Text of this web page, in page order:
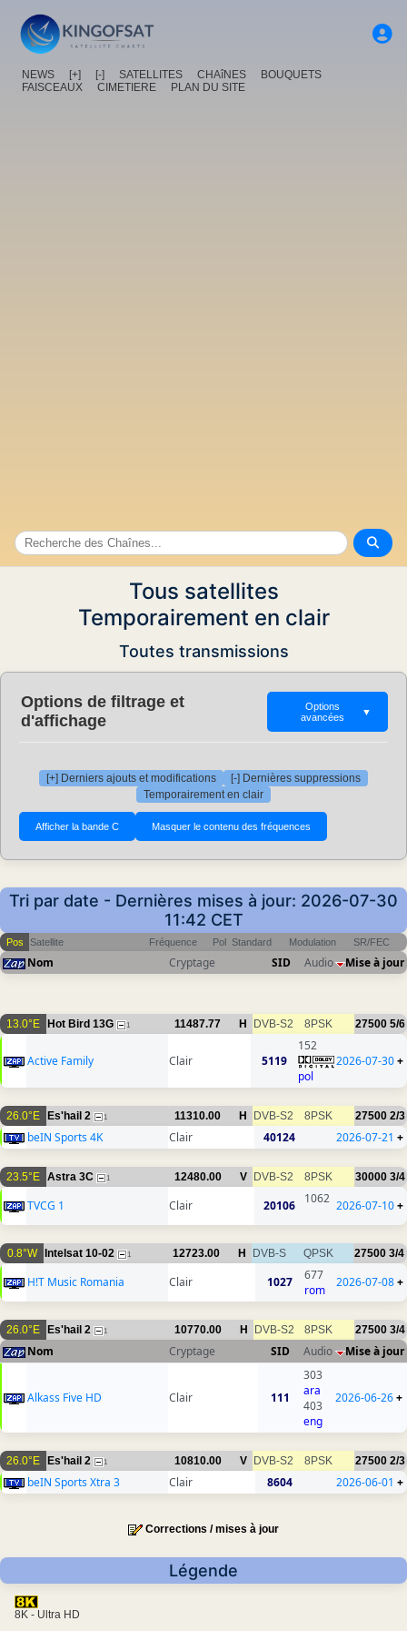
NEWS [+] [-] SATELLITES CHAîNES
BOUQUETS
FAISCEAUX
CIMETIERE PLAN DU SITE
Tous satellites
Temporairement en clair
Toutes transmissions
Options de filtrage et
d'affichage
Options
avancées
▼
[+] Derniers ajouts et modifications
[-] Dernières suppressions
Temporairement en clair
Tri par date - Dernières mises à jour: 2026-07-30
11:42 CET
Pos Satellite Fréquence Pol Standard Modulation SR/FEC
Nom Cryptage SID Audio Mise à jour
13.0°E Hot Bird 13G 1 11487.77 H DVB-S2 8PSK 27500 5/6
Active Family Clair 5119
152
pol
2026-07-30+
26.0°E Es'hail 2 1 11310.00 H DVB-S2 8PSK 27500 2/3
beIN Sports 4K Clair 40124 2026-07-21 +
23.5°E Astra 3C 1 12480.00 V DVB-S2 8PSK 30000 3/4
TVCG 1 Clair 20106 1062 2026-07-10+
0.8°W Intelsat 10-02 1 12723.00 H DVB-S QPSK 27500 3/4
H!T Music Romania Clair 1027
677
rom
2026-07-08+
26.0°E Es'hail 2 1 10770.00 H DVB-S2 8PSK 27500 3/4
Nom Cryptage SID Audio Mise à jour
Alkass Five HD Clair 111
303
ara
403
eng
2026-06-26+
26.0°E Es'hail 2 1 10810.00 V DVB-S2 8PSK 27500 2/3
beIN Sports Xtra 3 Clair 8604 2026-06-01 +
Corrections / mises à jour
Légende
8K - Ultra HD